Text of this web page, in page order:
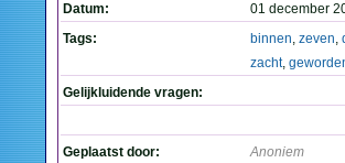
Datum:
01 december
Tags:
binnen, zeven,
zacht,
Gelijkluidende vragen:
Geplaatst door: Anoniem